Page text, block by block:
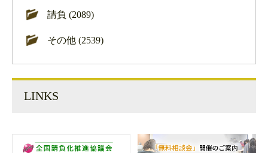
請負 (2089)
その他 (2539)
LINKS